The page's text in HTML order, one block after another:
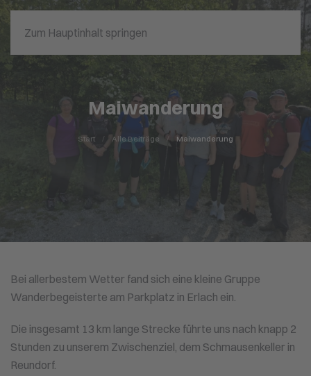
Zum Hauptinhalt springen
Maiwanderung
Start Alle Beiträge Maiwanderung
Bei allerbestem Wetter fand sich eine kleine Gruppe
Wanderbegeisterte am Parkplatz in Erlach ein.
Die insgesamt 13 km lange Strecke führte uns nach knapp 2
Stunden zu unserem Zwischenziel, dem Schmausenkeller in
Reundorf.